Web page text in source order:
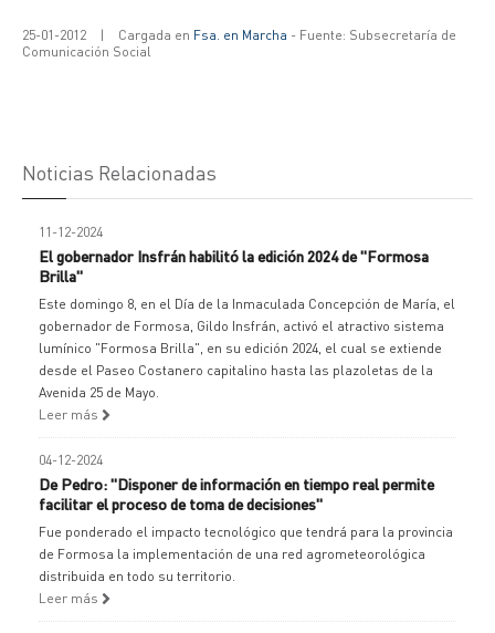
25-01-2012 | Cargada en Fsa. en Marcha - Fuente: Subsecretaría de
Comunicación Social
Noticias Relacionadas
11-12-2024
El gobernador Insfrán habilitó la edición 2024 de "Formosa
Brilla"
Este domingo 8, en el Día de la Inmaculada Concepción de María, el
gobernador de Formosa, Gildo Insfrán, activó el atractivo sistema
lumínico "Formosa Brilla", en su edición 2024, el cual se extiende
desde el Paseo Costanero capitalino hasta las plazoletas de la
Avenida 25 de Mayo.
Leer más
04-12-2024
De Pedro: "Disponer de información en tiempo real permite
facilitar el proceso de toma de decisiones"
Fue ponderado el impacto tecnológico que tendrá para la provincia
de Formosa la implementación de una red agrometeorológica
distribuida en todo su territorio.
Leer más